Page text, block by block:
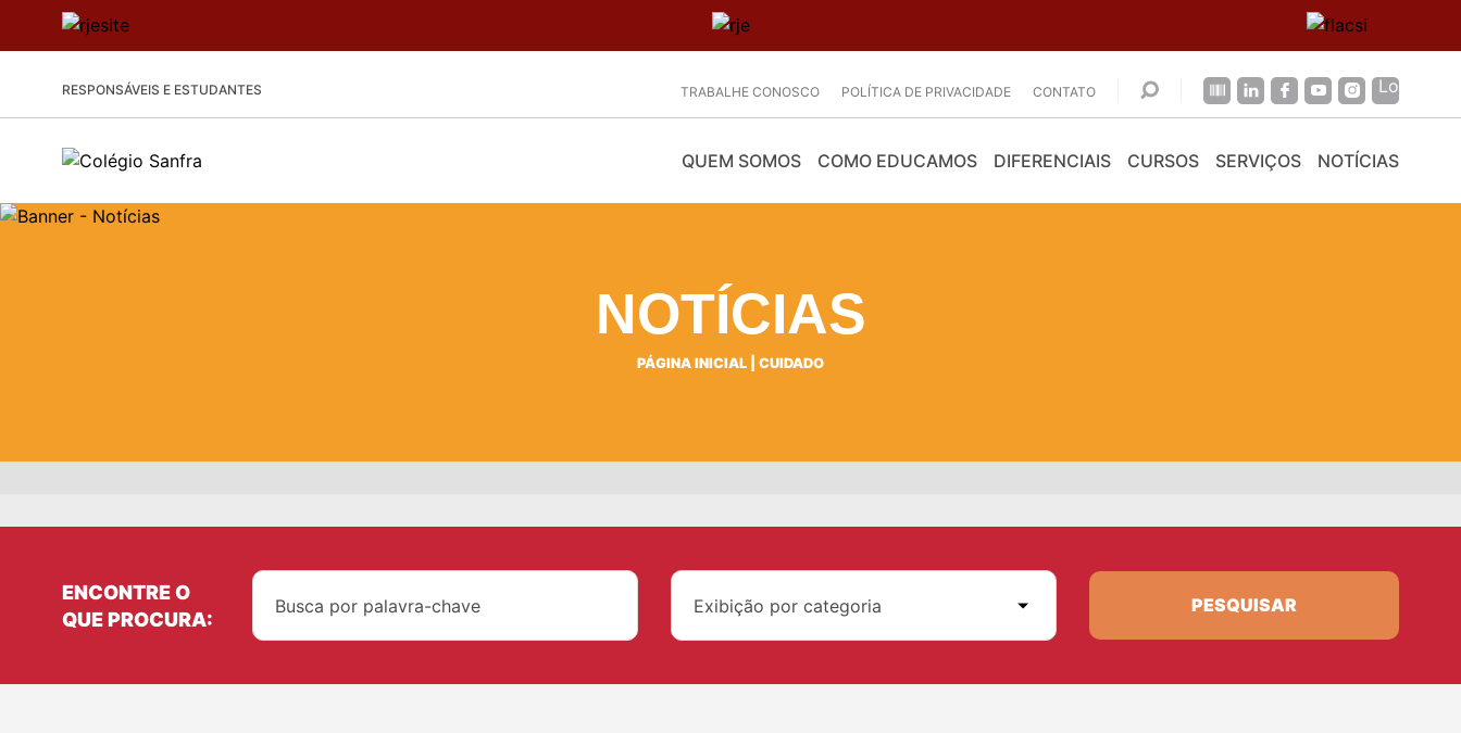
RESPONSÁVEIS E ESTUDANTES TRABALHE CONOSCO POLÍTICA DE PRIVACIDADE CONTATO
QUEM SOMOS COMO EDUCAMOS DIFERENCIAIS CURSOS SERVIÇOS NOTÍCIAS
NOTÍCIAS
PÁGINA INICIAL CUIDADO
ENCONTRE O
QUE PROCURA:
Exibição por categoria PESQUISAR